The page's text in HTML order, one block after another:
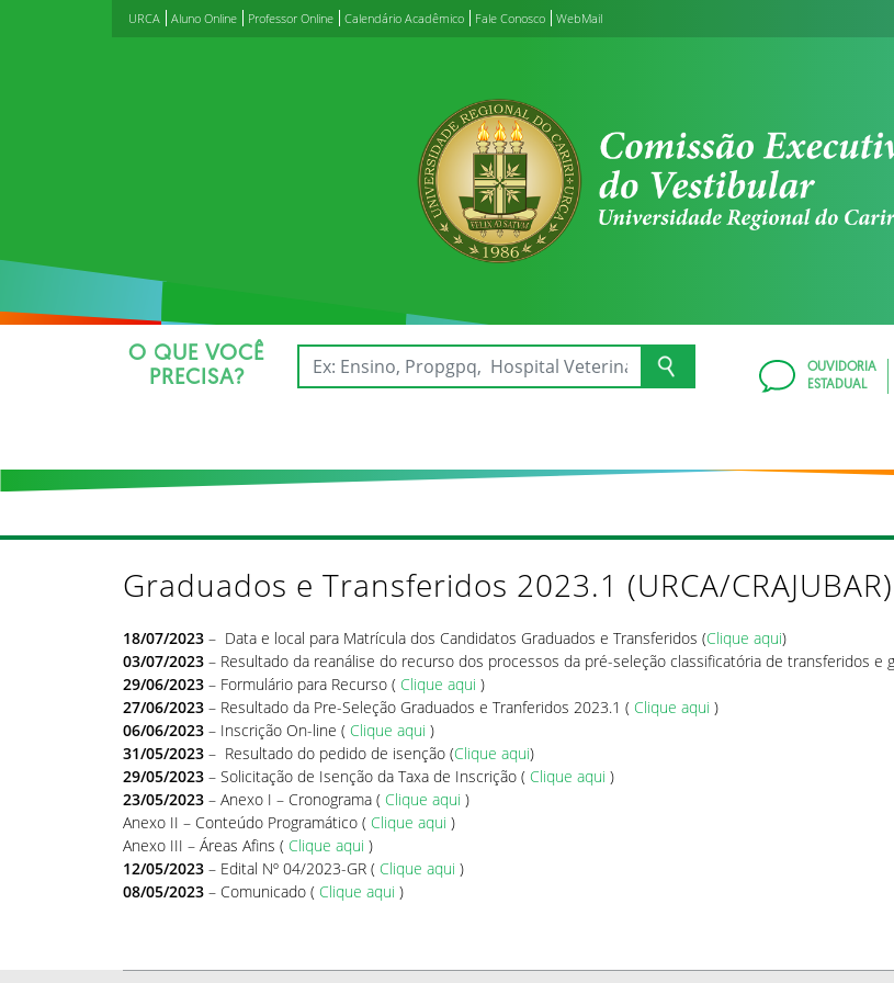
URCA Aluno Online Professor Online Calendário Acadêmico Fale Conosco WebMail
O QUE VOCÊ
PRECISA?
OUVIDORIA
ESTADUAL
Graduados e Transferidos 2023.1 (URCA/CRAJUBAR)
18/07/2023 – Data e local para Matrícula dos Candidatos Graduados e Transferidos (Clique aqui)
03/07/2023 – Resultado da reanálise do recurso dos processos da pré-seleção classificatória de transferidos e
29/06/2023 – Formulário para Recurso ( Clique aqui )
27/06/2023 – Resultado da Pre-Seleção Graduados e Tranferidos 2023.1 ( Clique aqui )
06/06/2023 – Inscrição On-line ( Clique aqui )
31/05/2023 – Resultado do pedido de isenção (Clique aqui)
29/05/2023 – Solicitação de Isenção da Taxa de Inscrição ( Clique aqui )
23/05/2023 – Anexo I – Cronograma ( Clique aqui )
Anexo II – Conteúdo Programático ( Clique aqui )
Anexo III – Áreas Afins ( Clique aqui )
12/05/2023 – Edital Nº 04/2023-GR ( Clique aqui )
08/05/2023 – Comunicado ( Clique aqui )